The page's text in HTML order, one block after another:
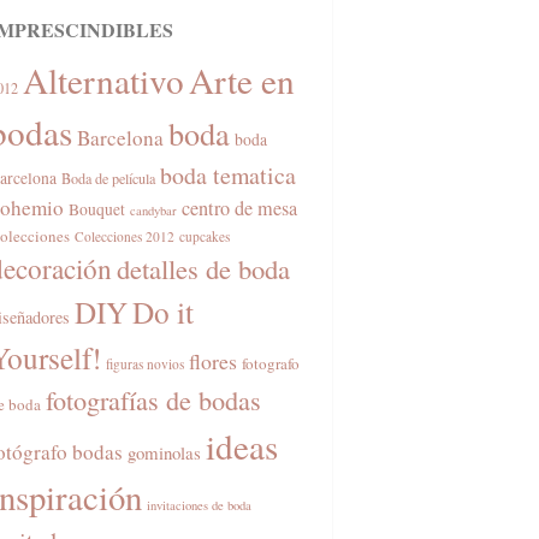
AlternativoArte en
Barcelonaboda boda
Boda de película boda tematica
Bouquet candybar centro de mesa
Colecciones 2012 cupcakes
detalles de boda
DIYDo it
figuras novios flores fotografo
boda fotografías de bodas
bodas gominolas ideas
invitaciones de boda